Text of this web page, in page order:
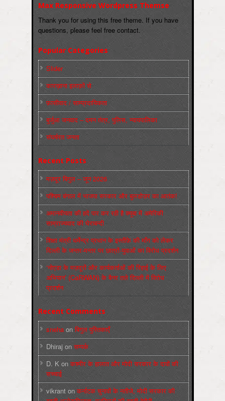
Max Responsive Wordpress Themse
Thank you for using this free theme. If you have
questions, please feel free contact.
Popular Categories
Slider
कारख़ाना इलाक़ों से
फ़ासीवाद / साम्‍प्रदायिकता
बुर्जुआ जनवाद – दमन तंत्र, पुलिस, न्‍यायपालिका
संघर्षरत जनता
Recent Posts
मज़दूर बिगुल – जून 2026
पश्चिम बंगाल में भाजपा सरकार और बुलडोज़र का आतंक!
अमानवीयता की हदें पार कर रही है क्यूबा में अमेरिकी
साम्राज्यवाद की घेराबन्दी
शिक्षा मंत्री धर्मेन्द्र प्रधान के इस्तीफ़े की माँग को लेकर
दिल्ली के जन्तर-मन्तर पर छात्रों-युवाओं का विरोध प्रदर्शन
‘नोएडा के मज़दूरों और कार्यकर्ताओं की रिहाई के लिए
अभियान’ (CaRWAN) के बैनर तले दिल्ली में विरोध
प्रदर्शन
Recent Comments
sneha on बिगुल पुस्तिकाएँ
Dhiraj on सम्पर्क
D. K on कश्मीर के हालात और मोदी सरकार के दावों की
सच्चाई
vikrant onकर्नाटक चुनावों के नतीजे, मोदी सरकार की